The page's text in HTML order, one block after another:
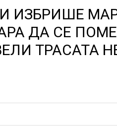
ИЗБРИШЕ
ДА СЕ
ТРАСАТА